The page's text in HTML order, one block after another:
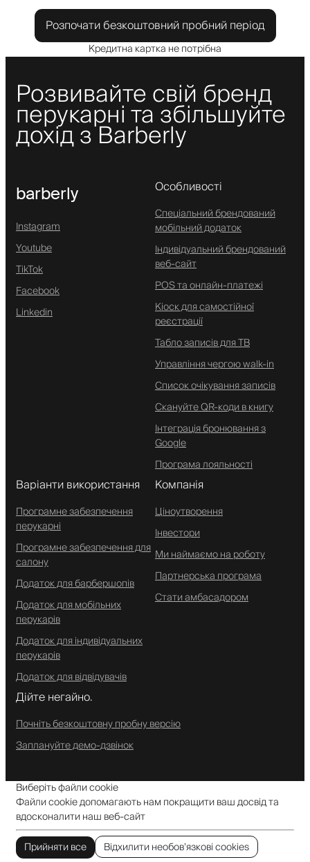
Розпочати безкоштовний пробний період
Кредитна картка не потрібна
Розвивайте свій бренд
перукарні та збільшуйте
дохід з Barberly
barberly
Instagram
Youtube
TikTok
Facebook
Linkedin
Особливості
Спеціальний брендований
мобільний додаток
Індивідуальний брендований
веб-сайт
POS та онлайн-платежі
Кіоск для самостійної
реєстрації
Табло записів для ТВ
Управління чергою walk-in
Список очікування записів
Скануйте QR-коди в книгу
Інтеграція бронювання з
Google
Програма лояльності
Варіанти використання
Програмне забезпечення
перукарні
Програмне забезпечення для
салону
Додаток для барбершопів
Додаток для мобільних
перукарів
Додаток для індивідуальних
перукарів
Додаток для відвідувачів
Компанія
Ціноутворення
Інвестори
Ми наймаємо на роботу
Партнерська програма
Стати амбасадором
Дійте негайно.
Почніть безкоштовну пробну версію
Заплануйте демо-дзвінок
Виберіть файли cookie
Файли cookie допомагають нам покращити ваш досвід та
вдосконалити наш веб-сайт
Прийняти все
Відхилити необов’язкові cookies